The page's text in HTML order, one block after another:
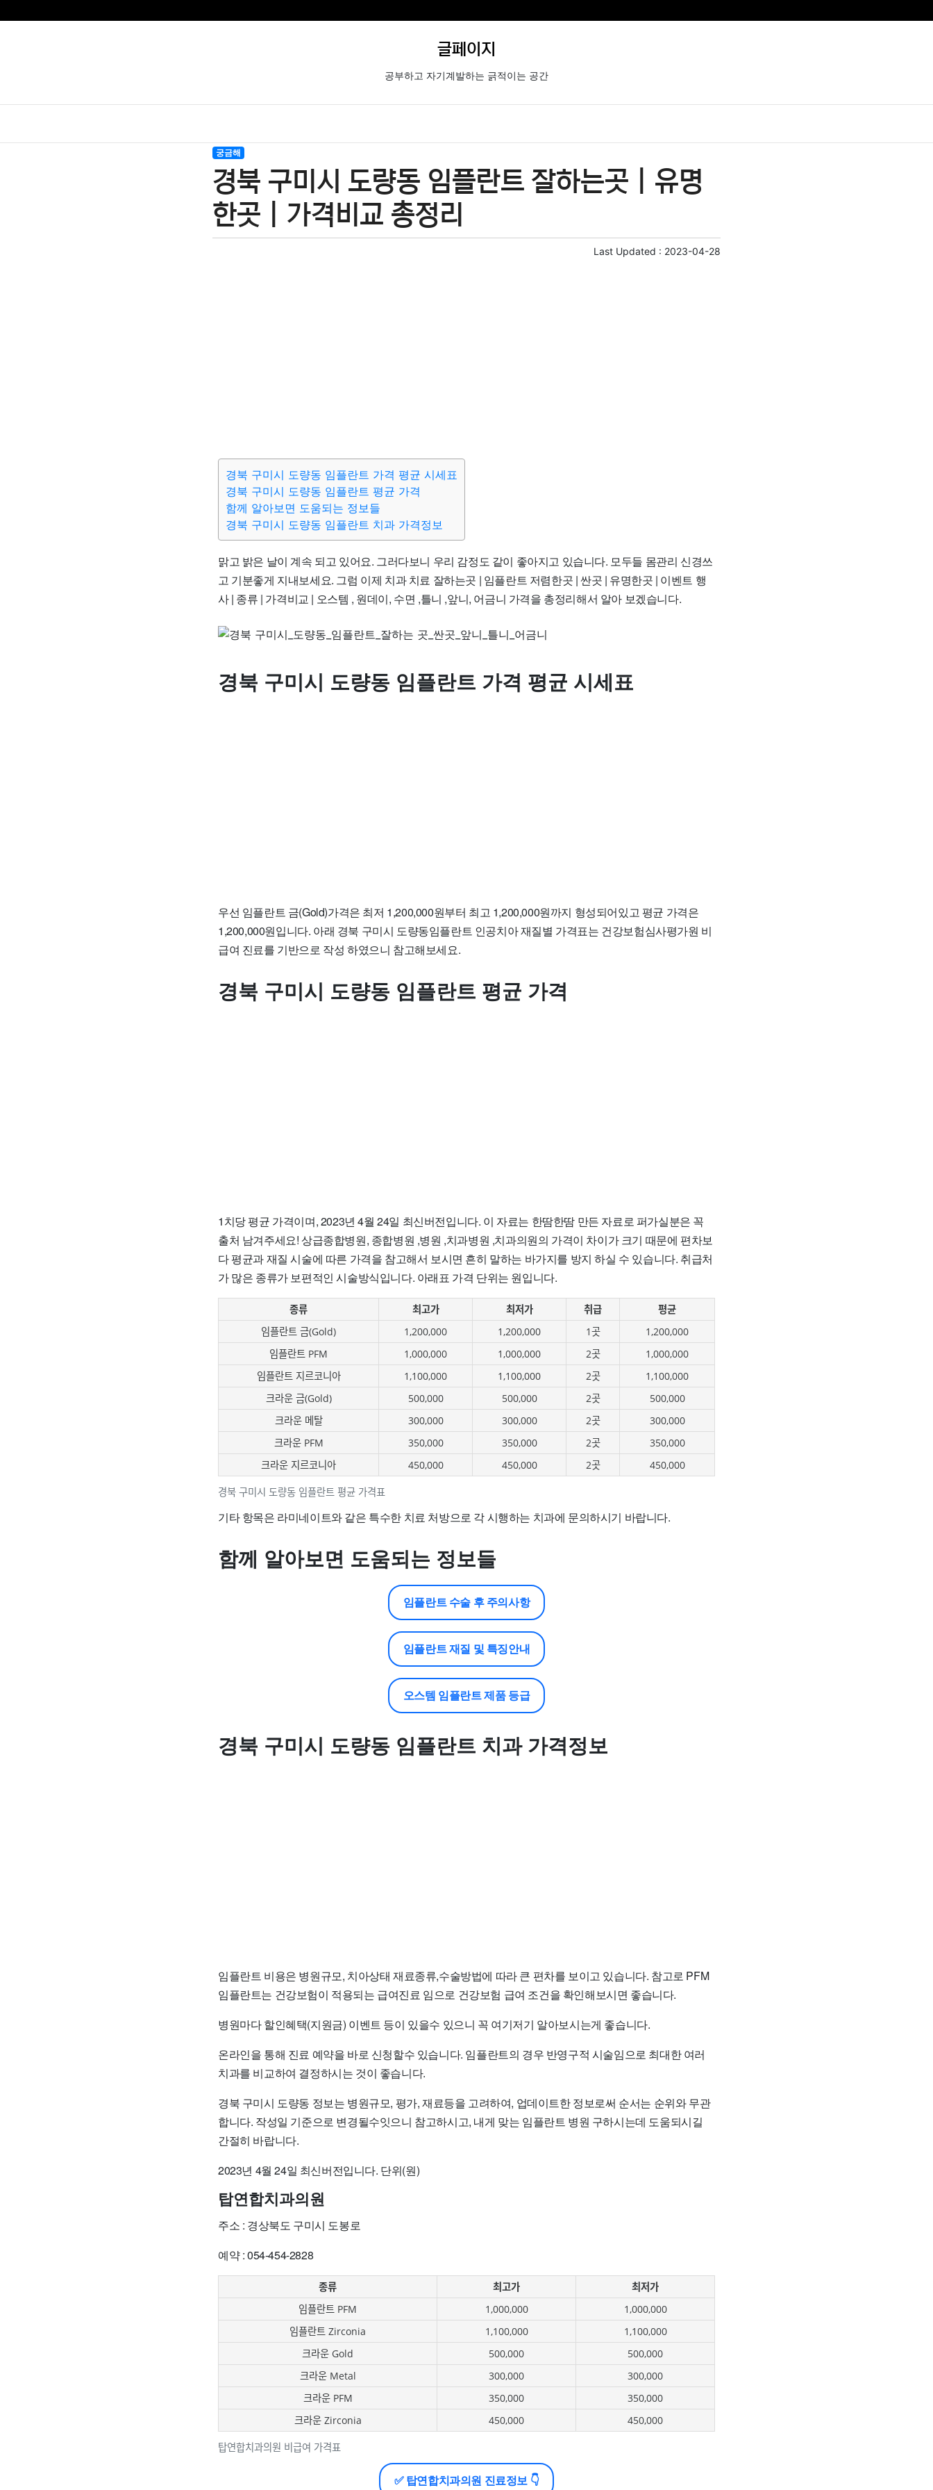
글페이지
공부하고 자기계발하는 긁적이는 공간
궁금해
경북 구미시 도량동 임플란트 잘하는곳 | 유명
한곳 | 가격비교 총정리
Last Updated : 2023-04-28
경북 구미시 도량동 임플란트 가격 평균 시세표
경북 구미시 도량동 임플란트 평균 가격
함께 알아보면 도움되는 정보들
경북 구미시 도량동 임플란트 치과 가격정보
맑고 밝은 날이 계속 되고 있어요. 그러다보니 우리 감정도 같이 좋아지고 있습니다. 모두들 몸관리 신경쓰
고 기분좋게 지내보세요. 그럼 이제 치과 치료 잘하는곳 | 임플란트 저렴한곳 | 싼곳 | 유명한곳 | 이벤트 행
사 | 종류 | 가격비교 | 오스템 , 원데이, 수면 ,틀니 ,앞니, 어금니 가격을 총정리해서 알아 보겠습니다.
경북 구미시 도량동 임플란트 가격 평균 시세표
우선 임플란트 금(Gold)가격은 최저 1,200,000원부터 최고 1,200,000원까지 형성되어있고 평균 가격은
1,200,000원입니다. 아래 경북 구미시 도량동임플란트 인공치아 재질별 가격표는 건강보험심사평가원 비
급여 진료를 기반으로 작성 하였으니 참고해보세요.
경북 구미시 도량동 임플란트 평균 가격
1치당 평균 가격이며, 2023년 4월 24일 최신버전입니다. 이 자료는 한땀한땀 만든 자료로 퍼가실분은 꼭
출처 남겨주세요! 상급종합병원, 종합병원 ,병원 ,치과병원 ,치과의원의 가격이 차이가 크기 때문에 편차보
다 평균과 재질 시술에 따른 가격을 참고해서 보시면 흔히 말하는 바가지를 방지 하실 수 있습니다. 취급처
가 많은 종류가 보편적인 시술방식입니다. 아래표 가격 단위는 원입니다.
경북 구미시 도량동 임플란트 평균 가격표
종류 최고가 최저가 취급
평균
임플란트 금(Gold)
1,200,000 1,200,000 1곳
1,200,000
임플란트 PFM
1,000,000 1,000,000 2곳
1,000,000
임플란트 지르코니아
1,100,000 1,100,000 2곳
1,100,000
크라운 금(Gold)
500,000 500,000 2곳
500,000
크라운 메탈
300,000 300,000 2곳
300,000
크라운 PFM
350,000 350,000 2곳
350,000
크라운 지르코니아
450,000 450,000 2곳 450,000
기타 항목은 라미네이트와 같은 특수한 치료 처방으로 각 시행하는 치과에 문의하시기 바랍니다.
함께 알아보면 도움되는 정보들
임플란트 수술 후 주의사항
임플란트 재질 및 특징안내
오스템 임플란트 제품 등급
경북 구미시 도량동 임플란트 치과 가격정보
임플란트 비용은 병원규모, 치아상태 재료종류,수술방법에 따라 큰 편차를 보이고 있습니다. 참고로 PFM
임플란트는 건강보험이 적용되는 급여진료 임으로 건강보험 급여 조건을 확인해보시면 좋습니다.
병원마다 할인혜택(지원금) 이벤트 등이 있을수 있으니 꼭 여기저기 알아보시는게 좋습니다.
온라인을 통해 진료 예약을 바로 신청할수 있습니다. 임플란트의 경우 반영구적 시술임으로 최대한 여러
치과를 비교하여 결정하시는 것이 좋습니다.
경북 구미시 도량동 정보는 병원규모, 평가, 재료등을 고려하여, 업데이트한 정보로써 순서는 순위와 무관
합니다. 작성일 기준으로 변경될수잇으니 참고하시고, 내게 맞는 임플란트 병원 구하시는데 도움되시길
간절히 바랍니다.
2023년 4월 24일 최신버전입니다. 단위(원)
탑연합치과의원
주소 : 경상북도 구미시 도봉로
예약 : 054-454-2828
탑연합치과의원 비급여 가격표
종류 최고가
최저가
임플란트 PFM
1,000,000
1,000,000
임플란트 Zirconia
1,100,000
1,100,000
크라운 Gold
500,000
500,000
크라운 Metal
300,000
300,000
크라운 PFM
350,000
350,000
크라운 Zirconia
450,000 450,000
✅ 탑연합치과의원 진료정보 👇